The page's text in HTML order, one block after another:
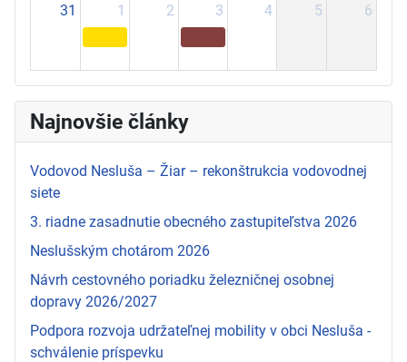
31 1 2 3 4 5 6
Najnovšie články
Vodovod Nesluša – Žiar – rekonštrukcia vodovodnej
siete
3. riadne zasadnutie obecného zastupiteľstva 2026
Neslušským chotárom 2026
Návrh cestovného poriadku železničnej osobnej
dopravy 2026/2027
Podpora rozvoja udržateľnej mobility v obci Nesluša -
schválenie príspevku